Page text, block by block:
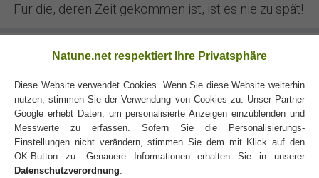
Für die, deren Zeit gekommen ist, ist es nie zu spät!
Jeder Lehrer muß lernen, mit dem Lehren
Kunst.
Natune.net respektiert Ihre Privatsphäre
Diese Website verwendet Cookies. Wenn Sie diese Website weiterhin
nutzen, stimmen Sie der Verwendung von Cookies zu. Unser Partner
Google erhebt Daten, um personalisierte Anzeigen einzublenden und
Messwerte zu erfassen. Sofern Sie die Personalisierungs-
Einstellungen nicht verändern, stimmen Sie dem mit Klick auf den
OK-Button zu. Genauere Informationen erhalten Sie in unserer
Datenschutzverordnung